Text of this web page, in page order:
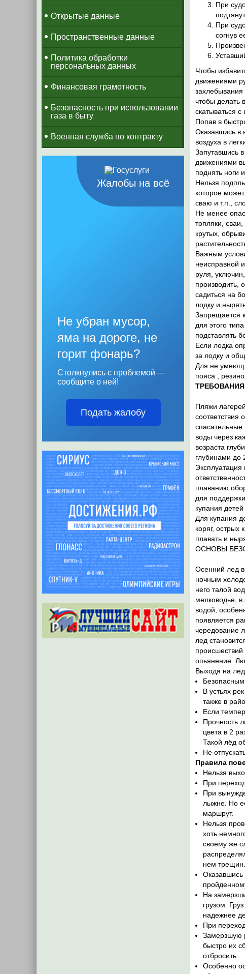
Открытые данные
Пространственные данные
Политика обработки
персональных данных
Финансовая грамотность
Безопасность при использовании
газа в быту
Военная служба по контракту
Жалобы на всё
Не убран мусор,
яма на дороге, не
горит фонарь?
Столкнулись с проблемой —
сообщите о ней!
Подать жалобу
При
При
согнув
Чтобы
движениями
чтобы делать
скатываться
Попав в
Оказавшись в
воздуха в
Запутавшись
движениями
поднять ноги
Нельзя
которое
сваю и т.п.,
Не менее
топляки,
крутых,
Важным
неисправной
руля,
производить,
садиться на
лодку и
Запрещается
для этого
подставлять
Если лодка
за лодку и
Для не
пояса ,
Пляжи
спасательные
воды через
возраста
глубинами до
Эксплуатация
плаванию
для
купания
Для купания
коряг,
плавать и
ОСНОВЫ
Осенний лед
ночным
него талой
мелководье,
водой,
появляется
чередование
лед
опьянение.
Выходя на
В устьях
также в
Если
Прочность
цвета в 2
Такой лёд
Не
Правила
Нельзя
При
При
лыжне. Но
маршрут.
Нельзя
хоть
своему же
нем трещин.
Оказавшись
На
грузом.
надежнее
При
Замерзшую
быстро их
отбросить.
Особенно